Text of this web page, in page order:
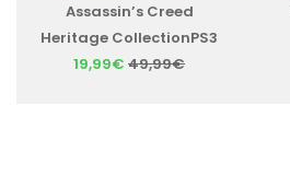
Assassin’s Creed
Heritage CollectionPS3
19,99€ 49,99€